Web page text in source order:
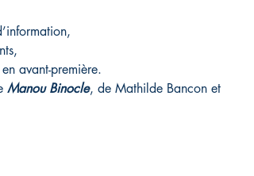
avant-première.
Manou Binocle, de Mathilde Bancon et